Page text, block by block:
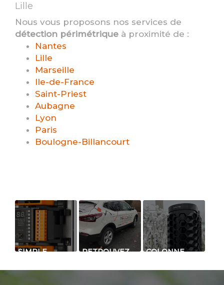
Lille
Nous vous proposons nos services de
détection périmétrique à proximité de :
Nantes
Lille
Marseille
Ile-de-France
Saint-Priest
Aubagne
Lyon
Paris
Boulogne-Billancourt
SIMPLE,
RETROUVEZ
COLONNE